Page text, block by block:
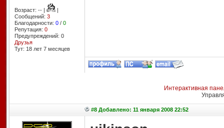
Возраст: -- |
|
Сообщений: 3
Благодарности: 0/ 0
Репутация: 0
Предупреждений: 0
Друзья
Тут: 18 лет 7 месяцев
Интерактивная
#8 Добавлено: 11 января 2008 22:52